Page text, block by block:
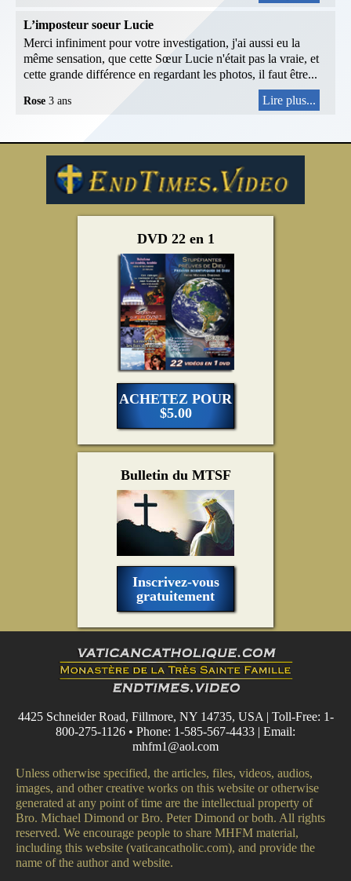
L’imposteur soeur Lucie
Merci infiniment pour votre investigation, j'ai aussi eu la
même sensation, que cette Sœur Lucie n'était pas la vraie, et
cette grande différence en regardant les photos, il faut être...
Rose 3 ans Lire plus...
DVD 22 en 1
ACHETEZ POUR
$5.00
Bulletin du MTSF
Inscrivez-vous
gratuitement
4425 Schneider Road, Fillmore, NY 14735, USA | Toll-Free: 1-
800-275-1126 • Phone: 1-585-567-4433 | Email:
mhfm1@aol.com
Unless otherwise specified, the articles, files, videos, audios,
images, and other creative works on this website or otherwise
generated at any point of time are the intellectual property of
Bro. Michael Dimond or Bro. Peter Dimond or both. All rights
reserved. We encourage people to share MHFM material,
including this website (vaticancatholic.com), and provide the
name of the author and website.